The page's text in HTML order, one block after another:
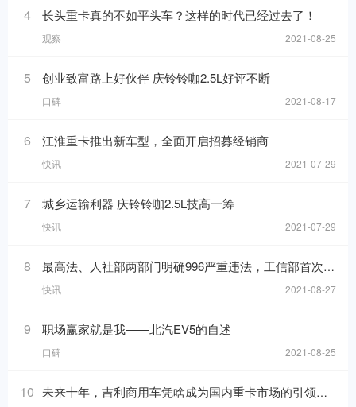
4 长头重卡真的不如平头车？这样的时代已经过去了！
观察 2021-08-25
5 创业致富路上好伙伴 庆铃铃咖2.5L好评不断
口碑 2021-08-17
6 江淮重卡推出新车型，全面开启招募经销商
快讯 2021-07-29
7 城乡运输利器 庆铃铃咖2.5L技高一筹
快讯 2021-07-29
8 最高法、人社部两部门明确996严重违法，工信部首次发布中国汽车产业发展年报
快讯 2021-08-27
9 职场赢家就是我——北汽EV5的自述
口碑 2021-08-25
10 未来十年，吉利商用车凭啥成为国内重卡市场的引领者？